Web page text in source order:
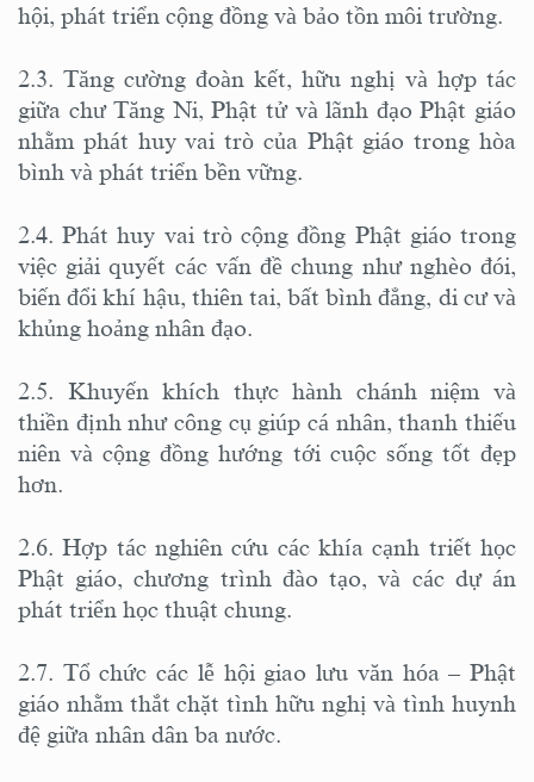
hội, phát triển cộng đồng và bảo tồn môi trường.
2.3. Tăng cường đoàn kết, hữu nghị và hợp tác
giữa chư Tăng Ni, Phật tử và lãnh đạo Phật giáo
nhằm phát huy vai trò của Phật giáo trong hòa
bình và phát triển bền vững.
2.4. Phát huy vai trò cộng đồng Phật giáo trong
việc giải quyết các vấn đề chung như nghèo đói,
biến đổi khí hậu, thiên tai, bất bình đẳng, di cư và
khủng hoảng nhân đạo.
2.5. Khuyến khích thực hành chánh niệm và
thiền định như công cụ giúp cá nhân, thanh thiếu
niên và cộng đồng hướng tới cuộc sống tốt đẹp
hơn.
2.6. Hợp tác nghiên cứu các khía cạnh triết học
Phật giáo, chương trình đào tạo, và các dự án
phát triển học thuật chung.
2.7. Tổ chức các lễ hội giao lưu văn hóa – Phật
giáo nhằm thắt chặt tình hữu nghị và tình huynh
đệ giữa nhân dân ba nước.